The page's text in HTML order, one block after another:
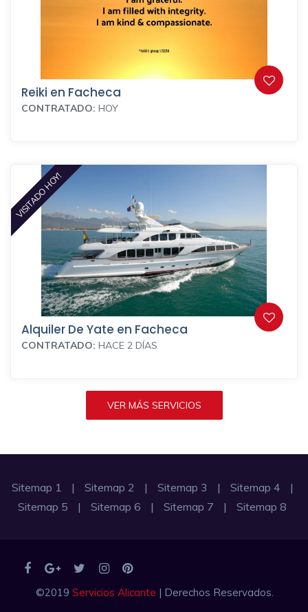
Reiki en Facheca
CONTRATADO: HOY
VISITADO HOY!
Alquiler De Yate en Facheca
CONTRATADO: HACE 2 DÍAS
VER MÁS SERVICIOS
Sitemap 1 | Sitemap 2 | Sitemap 3 | Sitemap 4
|
Sitemap 5
| Sitemap 6 | Sitemap 7 | Sitemap 8
©2019 Servicios Alicante | Derechos Reservados.